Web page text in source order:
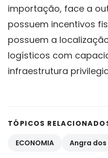
importação, face a
possuem incentivos
possuem a
logísticos com
infraestrutura
TÓPICOS
ECONOMIA
Angra dos